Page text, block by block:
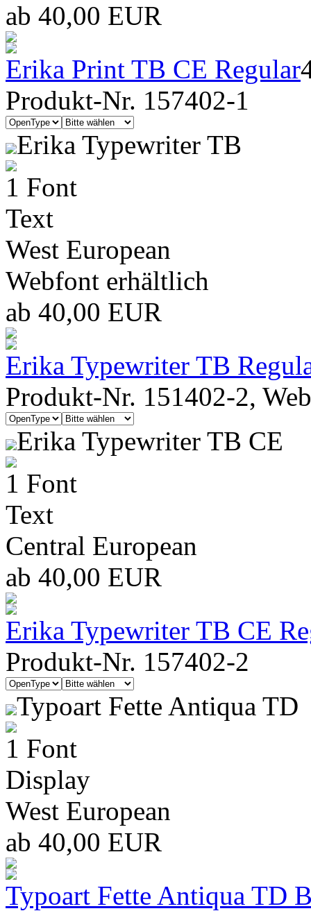
ab 40,00 EUR
Erika Print TB CE Regular
Produkt-Nr. 157402-1
Erika Typewriter TB
1 Font
Text
West European
Webfont erhältlich
ab 40,00 EUR
Erika Typewriter TB
Produkt-Nr. 151402-2,
Erika Typewriter TB CE
1 Font
Text
Central European
ab 40,00 EUR
Erika Typewriter TB CE
Produkt-Nr. 157402-2
Typoart Fette Antiqua TD
1 Font
Display
West European
ab 40,00 EUR
Typoart Fette Antiqua TD